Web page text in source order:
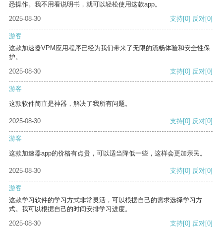
悉操作。我不用看说明书，就可以轻松使用这款app。
2025-08-30
支持[0] 反对[0]
游客
这款加速器VPM应用程序已经为我们带来了无限的流畅体验和安全性保
护。
2025-08-30
支持[0] 反对[0]
游客
这款软件简直是神器，解决了我所有问题。
2025-08-30 支持[0] 反对[0]
游客
这款加速器app的价格有点贵，可以适当降低一些，这样会更加亲民。
2025-08-30 支持[0] 反对[0]
游客
这款学习软件的学习方式非常灵活，可以根据自己的需求选择学习方
式。我可以根据自己的时间安排学习进度。
2025-08-30
支持[0] 反对[0]